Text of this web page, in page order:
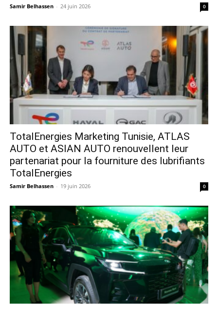
Samir Belhassen - 24 juin 2026 0
TotalEnergies Marketing Tunisie, ATLAS
AUTO et ASIAN AUTO renouvellent leur
partenariat pour la fourniture des lubrifiants
TotalEnergies
Samir Belhassen - 19 juin 2026 0